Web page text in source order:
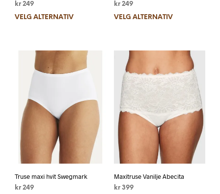
kr 249
VELG ALTERNATIV
kr249
VELG ALTERNATIV
Truse maxi hvit Swegmark
kr 249
Maxitruse Vanilje Abecita
kr399